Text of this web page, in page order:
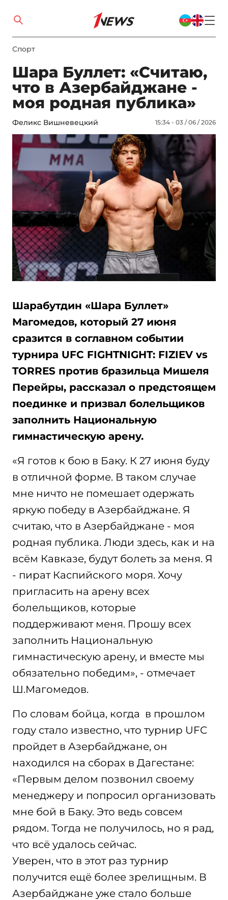
Спорт
Шара Буллет: «Считаю,
что в Азербайджане -
моя родная публика»
Феликс Вишневецкий 15:34 - 03 / 06 / 2026
Шарабутдин «Шара Буллет»
Магомедов, который 27 июня
сразится в соглавном событии
турнира UFC FIGHTNIGHT: FIZIEV vs
TORRES против бразильца Мишеля
Перейры, рассказал о предстоящем
поединке и призвал болельщиков
заполнить Национальную
гимнастическую арену.
«Я готов к бою в Баку. К 27 июня буду
в отличной форме. В таком случае
мне ничто не помешает одержать
яркую победу в Азербайджане. Я
считаю, что в Азербайджане - моя
родная публика. Люди здесь, как и на
всём Кавказе, будут болеть за меня. Я
- пират Каспийского моря. Хочу
пригласить на арену всех
болельщиков, которые
поддерживают меня. Прошу всех
заполнить Национальную
гимнастическую арену, и вместе мы
обязательно победим», - отмечает
Ш.Магомедов.
По словам бойца, когда в прошлом
году стало известно, что турнир UFC
пройдет в Азербайджане, он
находился на сборах в Дагестане:
«Первым делом позвонил своему
менеджеру и попросил организовать
мне бой в Баку. Это ведь совсем
рядом. Тогда не получилось, но я рад,
что всё удалось сейчас.
Уверен, что в этот раз турнир
получится ещё более зрелищным. В
Азербайджане уже стало больше